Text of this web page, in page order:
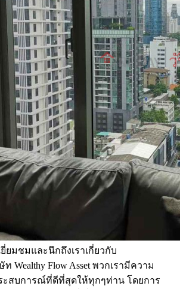
มชมและนึกถึงเราเกี่ยวกับ
Wealthy Flow Asset พวกเรามีความ
ะสบการณ์ที่ดีที่สุดให้ทุกๆท่าน โดยการ